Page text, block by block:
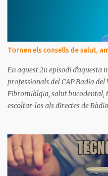
Tornen els consells de salut,
En aquest 2n episodi d'aquesta
professionals del CAP Badia
Fibromiàlgia, salut bucodental,
escoltar-los als directes de